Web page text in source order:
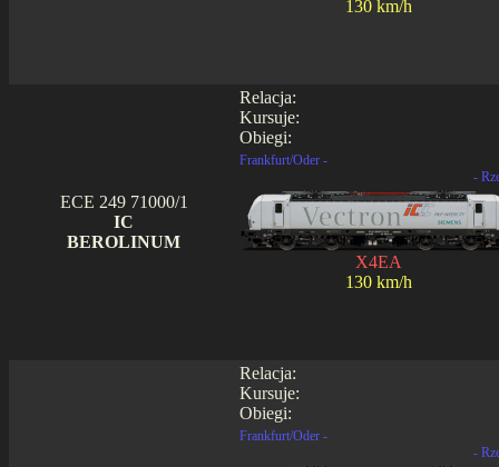
130 km/h
Relacja:
Kursuje:
Obiegi:
ECE 249 71000/1
IC
BEROLINUM
Frankfurt/Oder -
-
X4EA
130 km/h
Relacja:
Kursuje:
Obiegi:
Frankfurt/Oder -
-